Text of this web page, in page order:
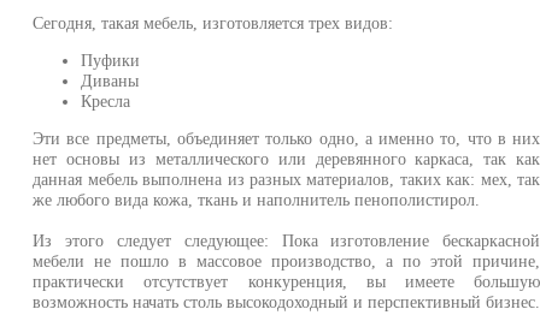
Сегодня, такая мебель, изготовляется трех видов:
Пуфики
Диваны
Кресла
Эти все предметы, объединяет только одно, а именно то, что в них
нет основы из металлического или деревянного каркаса, так как
данная мебель выполнена из разных материалов, таких как: мех, так
же любого вида кожа, ткань и наполнитель пенополистирол.
Из этого следует следующее: Пока изготовление бескаркасной
мебели не пошло в массовое производство, а по этой причине,
практически отсутствует конкуренция, вы имеете большую
возможность начать столь высокодоходный и перспективный бизнес.